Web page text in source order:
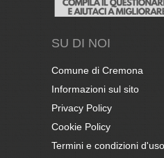
SU DI NOI
Comune di Cremona
Informazioni sul sito
Privacy Policy
Cookie Policy
Termini e condizioni d'uso